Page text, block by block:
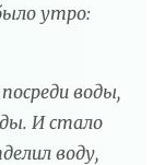
утро:
воды,
И стало
воду,